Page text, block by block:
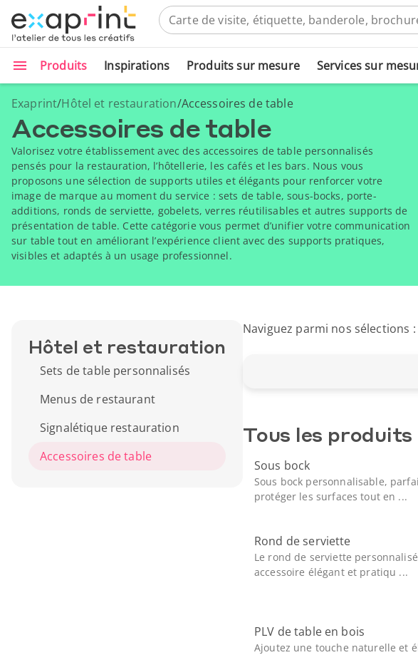
Produits Inspirations Produits sur mesure Services sur
Exaprint/Hôtel et restauration/Accessoires de table
Accessoires de table
Valorisez votre établissement avec des accessoires de table personnalisés
pensés pour la restauration, l’hôtellerie, les cafés et les bars. Nous vous
proposons une sélection de supports utiles et élégants pour renforcer votre
image de marque au moment du service : sets de table, sous-bocks, porte-
additions, ronds de serviette, gobelets, verres réutilisables et autres supports de
présentation de table. Cette catégorie vous permet d’unifier votre communication
sur table tout en améliorant l’expérience client avec des supports pratiques,
visibles et adaptés à un usage professionnel.
Hôtel et restauration
Sets de table personnalisés
Menus de restaurant
Signalétique restauration
Accessoires de table
Naviguez parmi nos sélections :
Tous les produits
Sous bock
Sous bock personnalisable,
protéger les surfaces tout en ...
Rond de serviette
Le rond de serviette
accessoire élégant et pratiqu ...
PLV de table en bois
Ajoutez une touche naturelle et